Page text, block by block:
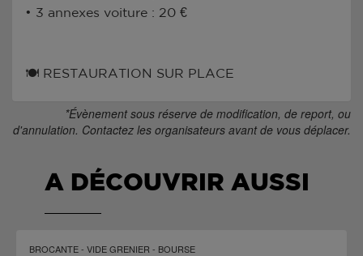
• 3 annexes voiture : 20 €
🍽 RESTAURATION SUR PLACE
*Évènement sous réserve de modification, de report, ou
d'annulation. Contactez les organisateurs avant de vous déplacer.
A DÉCOUVRIR AUSSI
BROCANTE - VIDE GRENIER - BOURSE